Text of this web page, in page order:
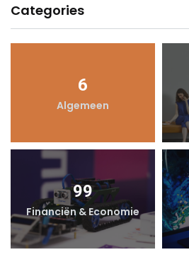
Categories
6
Algemeen
99
Financiën & Economie